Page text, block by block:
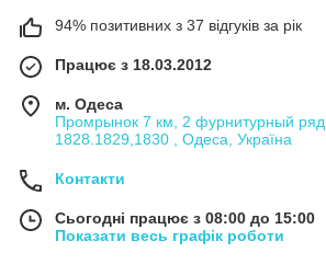
94% позитивних з 37 відгуків за рік
Працює з 18.03.2012
м. Одеса
Промрынок 7 км, 2 фурнитурный
1828.1829,1830 , Одеса, Україна
Контакти
Сьогодні працює з 08:00 до 15:00
Показати весь графік роботи